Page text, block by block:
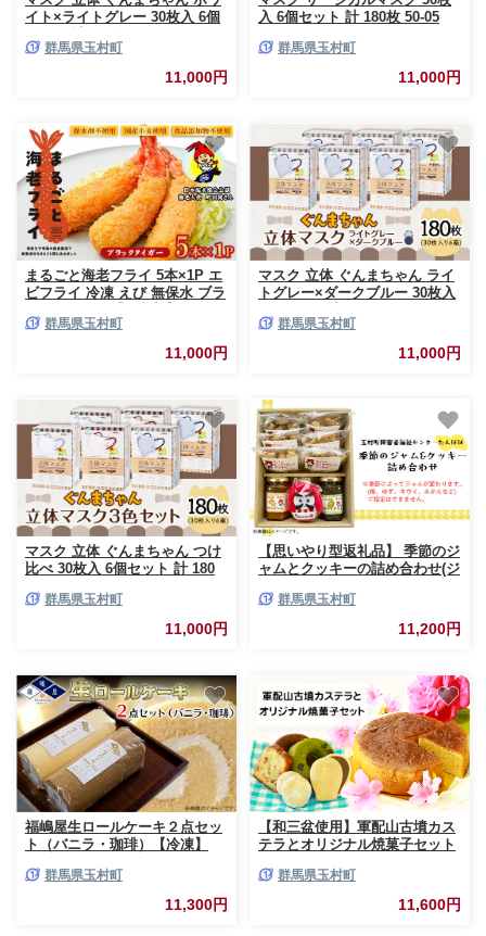
イト×ライトグレー 30枚入 6個
群馬県玉村町
11,000円
入 6個セット 計 180枚 50-05
群馬県玉村町
11,000円
まるごと海老フライ 5本×1P エ
ビフライ 冷凍 えび 無保水 ブラ
群馬県玉村町
11,000円
マスク 立体 ぐんまちゃん ライ
トグレー×ダークブルー 30枚入
群馬県玉村町
11,000円
マスク 立体 ぐんまちゃん つけ
比べ 30枚入 6個セット 計 180
群馬県玉村町
11,000円
【思いやり型返礼品】 季節のジ
ャムとクッキーの詰め合わせ(ジ
袋/アクリルたわし付き)
群馬県玉村町
11,200円
福嶋屋生ロールケーキ２点セッ
ト（バニラ・珈琲）【冷凍】
群馬県玉村町
11,300円
【和三盆使用】軍配山古墳カス
テラとオリジナル焼菓子セット
群馬県玉村町
11,600円